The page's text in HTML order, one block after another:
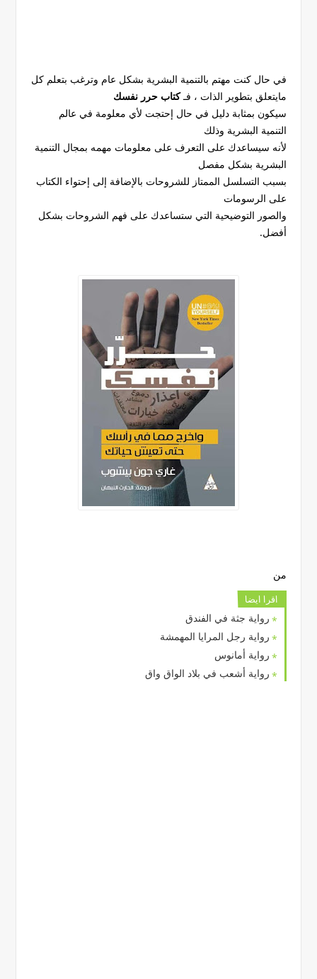
في حال كنت مهتم بالتنمية البشرية بشكل عام وترغب بتعلم كل
مايتعلق بتطوير الذات ، فـكتاب حرر نفسك
سيكون بمثابة دليل في حال إحتجت لأي معلومة في عالم
التنمية البشرية وذلك
لأنه سيساعدك على التعرف على معلومات مهمه بمجال التنمية
البشرية بشكل مفصل
بسبب التسلسل الممتاز للشروحات بالإضافة إلى إحتواء الكتاب
على الرسومات
والصور التوضيحية التي ستساعدك على فهم الشروحات بشكل
أفضل.
من
اقرا ايضا
رواية جثة في الفندق
رواية رجل المرايا المهمشة
رواية أمانوس
رواية أشعب في بلاد الواق واق